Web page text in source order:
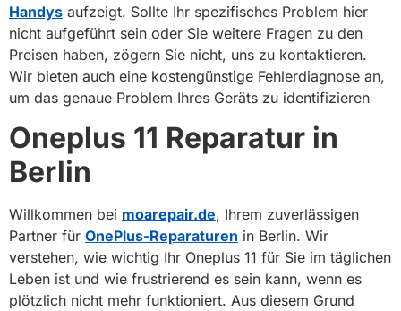
Handys aufzeigt. Sollte Ihr spezifisches Problem hier
nicht aufgeführt sein oder Sie weitere Fragen zu den
Preisen haben, zögern Sie nicht, uns zu kontaktieren.
Wir bieten auch eine kostengünstige Fehlerdiagnose an,
um das genaue Problem Ihres Geräts zu identifizieren
Oneplus 11 Reparatur in
Berlin
Willkommen bei moarepair.de, Ihrem zuverlässigen
Partner für OnePlus-Reparaturen in Berlin. Wir
verstehen, wie wichtig Ihr Oneplus 11 für Sie im täglichen
Leben ist und wie frustrierend es sein kann, wenn es
plötzlich nicht mehr funktioniert. Aus diesem Grund